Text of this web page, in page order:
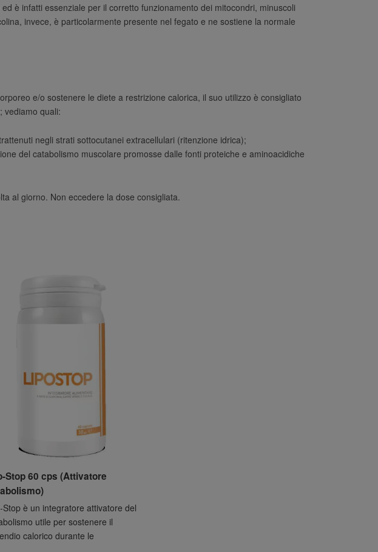
è infatti essenziale per il corretto funzionamento dei mitocondri, minuscoli
invece, è particolarmente presente nel fegato e ne sostiene la normale
e/o sostenere le diete a restrizione calorica, il suo utilizzo è consigliato
; vediamo quali:
negli strati sottocutanei extracellulari (ritenzione idrica);
del catabolismo muscolare promosse dalle fonti proteiche e aminoacidiche
al giorno. Non eccedere la dose consigliata.
Stop 60 cps (Attivatore
Stop è un integratore attivatore del
utile per sostenere il
calorico durante le